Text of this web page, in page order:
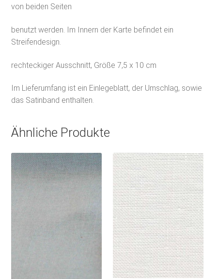
von beiden Seiten
benutzt werden. Im Innern der Karte befindet ein
Streifendesign.
rechteckiger Ausschnitt, Größe 7,5 x 10 cm
Im Lieferumfang ist ein Einlegeblatt, der Umschlag, sowie
das Satinband enthalten.
Ähnliche Produkte